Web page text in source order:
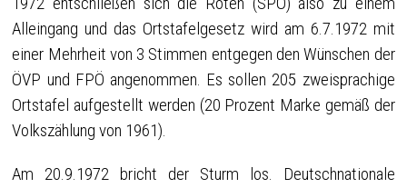
Alleingang und das Ortstafelgesetz wird am 6.7.1972 mit
einer Mehrheit von 3 Stimmen entgegen den Wünschen der
ÖVP und FPÖ angenommen. Es sollen 205 zweisprachige
Ortstafel aufgestellt werden (20 Prozent Marke gemäß der
Volkszählung von 1961).
Am 20.9.1972 bricht der Sturm los. Deutschnationale